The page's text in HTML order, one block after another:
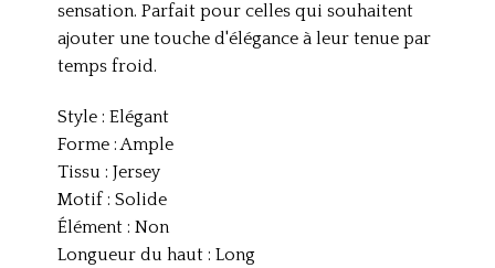
sensation. Parfait pour celles qui souhaitent
ajouter une touche d'élégance à leur tenue par
temps froid.
Style : Elégant
Forme : Ample
Tissu : Jersey
Motif : Solide
Élément : Non
Longueur du haut : Long